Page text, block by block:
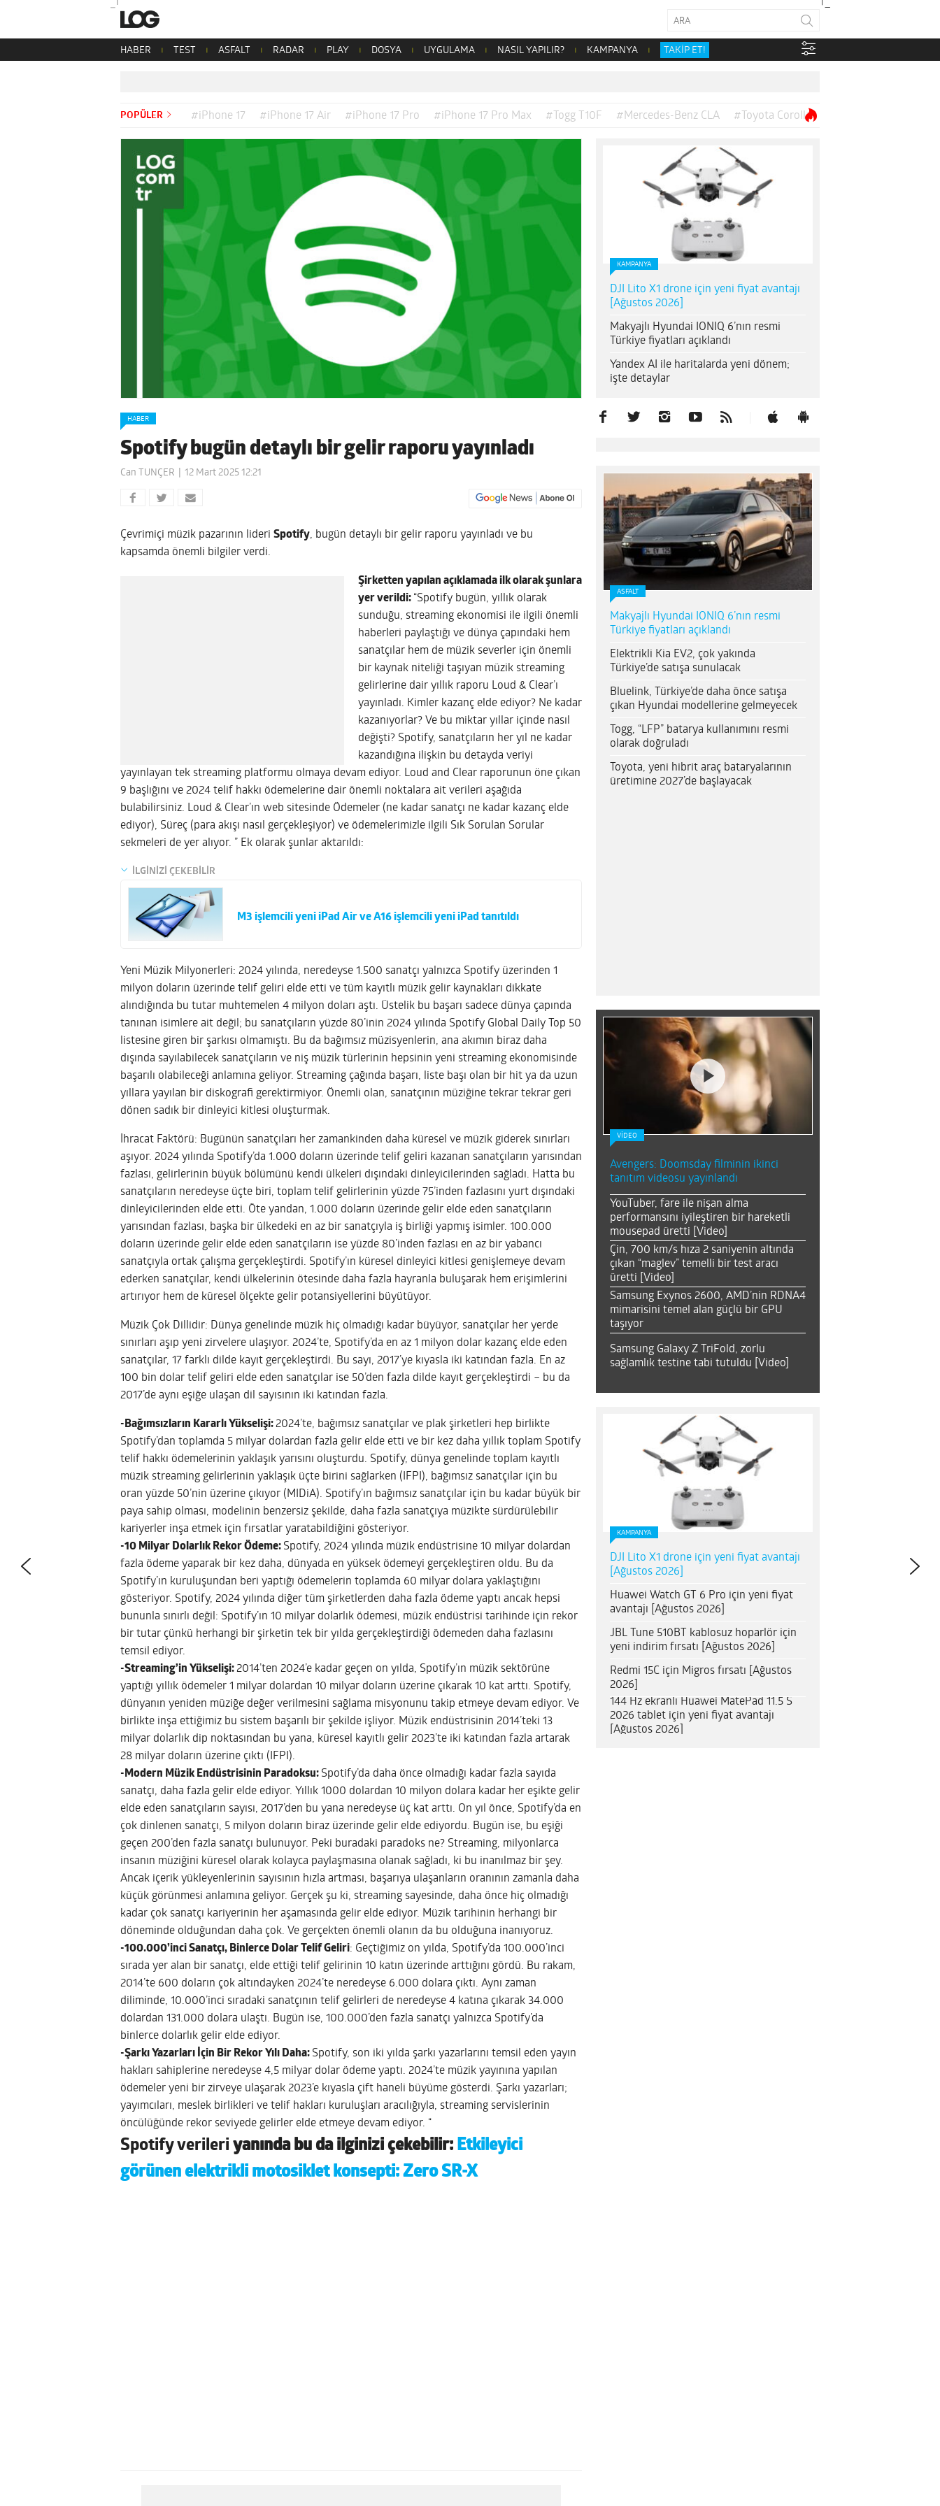
HABER TEST ASFALT RADAR PLAY DOSYA UYGULAMA NASIL YAPILIR? KAMPANYA TAKİP ET!
POPÜLER #iPhone 17 #iPhone 17 Air #iPhone 17 Pro #iPhone 17 Pro Max #Togg T10F #Mercedes-Benz CLA #Toyota Corolla
HABER
Spotify bugün detaylı bir gelir raporu yayınladı
Can TUNÇER 12 Mart 2025 12:21
Çevrimiçi müzik pazarının lideri Spotify, bugün detaylı bir gelir raporu yayınladı ve bu
kapsamda önemli bilgiler verdi.
Şirketten yapılan açıklamada ilk olarak şunlara
yer verildi: “Spotify bugün, yıllık olarak
sunduğu, streaming ekonomisi ile ilgili önemli
haberleri paylaştığı ve dünya çapındaki hem
sanatçılar hem de müzik severler için önemli
bir kaynak niteliği taşıyan müzik streaming
gelirlerine dair yıllık raporu Loud & Clear’ı
yayınladı. Kimler kazanç elde ediyor? Ne kadar
kazanıyorlar? Ve bu miktar yıllar içinde nasıl
değişti? Spotify, sanatçıların her yıl ne kadar
kazandığına ilişkin bu detayda veriyi
yayınlayan tek streaming platformu olmaya devam ediyor. Loud and Clear raporunun öne çıkan
9 başlığını ve 2024 telif hakkı ödemelerine dair önemli noktalara ait verileri aşağıda
bulabilirsiniz. Loud & Clear’ın web sitesinde Ödemeler (ne kadar sanatçı ne kadar kazanç elde
ediyor), Süreç (para akışı nasıl gerçekleşiyor) ve ödemelerimizle ilgili Sık Sorulan Sorular
sekmeleri de yer alıyor. ” Ek olarak şunlar aktarıldı:
İLGİNİZİ ÇEKEBİLİR
M3 işlemcili yeni iPad Air ve A16 işlemcili yeni iPad tanıtıldı
Yeni Müzik Milyonerleri: 2024 yılında, neredeyse 1.500 sanatçı yalnızca Spotify üzerinden 1
milyon doların üzerinde telif geliri elde etti ve tüm kayıtlı müzik gelir kaynakları dikkate
alındığında bu tutar muhtemelen 4 milyon doları aştı. Üstelik bu başarı sadece dünya çapında
tanınan isimlere ait değil; bu sanatçıların yüzde 80’inin 2024 yılında Spotify Global Daily Top 50
listesine giren bir şarkısı olmamıştı. Bu da bağımsız müzisyenlerin, ana akımın biraz daha
dışında sayılabilecek sanatçıların ve niş müzik türlerinin hepsinin yeni streaming ekonomisinde
başarılı olabileceği anlamına geliyor. Streaming çağında başarı, liste başı olan bir hit ya da uzun
yıllara yayılan bir diskografi gerektirmiyor. Önemli olan, sanatçının müziğine tekrar tekrar geri
dönen sadık bir dinleyici kitlesi oluşturmak.
İhracat Faktörü: Bugünün sanatçıları her zamankinden daha küresel ve müzik giderek sınırları
aşıyor. 2024 yılında Spotify’da 1.000 doların üzerinde telif geliri kazanan sanatçıların yarısından
fazlası, gelirlerinin büyük bölümünü kendi ülkeleri dışındaki dinleyicilerinden sağladı. Hatta bu
sanatçıların neredeyse üçte biri, toplam telif gelirlerinin yüzde 75’inden fazlasını yurt dışındaki
dinleyicilerinden elde etti. Öte yandan, 1.000 doların üzerinde gelir elde eden sanatçıların
yarısından fazlası, başka bir ülkedeki en az bir sanatçıyla iş birliği yapmış isimler. 100.000
doların üzerinde gelir elde eden sanatçıların ise yüzde 80’inden fazlası en az bir yabancı
sanatçıyla ortak çalışma gerçekleştirdi. Spotify’ın küresel dinleyici kitlesi genişlemeye devam
ederken sanatçılar, kendi ülkelerinin ötesinde daha fazla hayranla buluşarak hem erişimlerini
artırıyor hem de küresel ölçekte gelir potansiyellerini büyütüyor.
Müzik Çok Dillidir: Dünya genelinde müzik hiç olmadığı kadar büyüyor, sanatçılar her yerde
sınırları aşıp yeni zirvelere ulaşıyor. 2024’te, Spotify’da en az 1 milyon dolar kazanç elde eden
sanatçılar, 17 farklı dilde kayıt gerçekleştirdi. Bu sayı, 2017’ye kıyasla iki katından fazla. En az
100 bin dolar telif geliri elde eden sanatçılar ise 50’den fazla dilde kayıt gerçekleştirdi – bu da
2017’de aynı eşiğe ulaşan dil sayısının iki katından fazla.
-Bağımsızların Kararlı Yükselişi:2024’te, bağımsız sanatçılar ve plak şirketleri hep birlikte
Spotify’dan toplamda 5 milyar dolardan fazla gelir elde etti ve bir kez daha yıllık toplam Spotify
telif hakkı ödemelerinin yaklaşık yarısını oluşturdu. Spotify, dünya genelinde toplam kayıtlı
müzik streaming gelirlerinin yaklaşık üçte birini sağlarken (IFPI), bağımsız sanatçılar için bu
oran yüzde 50’nin üzerine çıkıyor (MIDiA). Spotify’ın bağımsız sanatçılar için bu kadar büyük bir
paya sahip olması, modelinin benzersiz şekilde, daha fazla sanatçıya müzikte sürdürülebilir
kariyerler inşa etmek için fırsatlar yaratabildiğini gösteriyor.
-10 Milyar Dolarlık Rekor Ödeme: Spotify, 2024 yılında müzik endüstrisine 10 milyar dolardan
fazla ödeme yaparak bir kez daha, dünyada en yüksek ödemeyi gerçekleştiren oldu. Bu da
Spotify’ın kuruluşundan beri yaptığı ödemelerin toplamda 60 milyar dolara yaklaştığını
gösteriyor. Spotify, 2024 yılında diğer tüm şirketlerden daha fazla ödeme yaptı ancak hepsi
bununla sınırlı değil: Spotify’ın 10 milyar dolarlık ödemesi, müzik endüstrisi tarihinde için rekor
bir tutar çünkü herhangi bir şirketin tek bir yılda gerçekleştirdiği ödemeden daha fazlasını
temsil ediyor.
-Streaming’in Yükselişi:2014’ten 2024’e kadar geçen on yılda, Spotify’ın müzik sektörüne
yaptığı yıllık ödemeler 1 milyar dolardan 10 milyar doların üzerine çıkarak 10 kat arttı. Spotify,
dünyanın yeniden müziğe değer verilmesini sağlama misyonunu takip etmeye devam ediyor. Ve
birlikte inşa ettiğimiz bu sistem başarılı bir şekilde işliyor. Müzik endüstrisinin 2014’teki 13
milyar dolarlık dip noktasından bu yana, küresel kayıtlı gelir 2023’te iki katından fazla artarak
28 milyar doların üzerine çıktı (IFPI).
-Modern Müzik Endüstrisinin Paradoksu: Spotify’da daha önce olmadığı kadar fazla sayıda
sanatçı, daha fazla gelir elde ediyor. Yıllık 1000 dolardan 10 milyon dolara kadar her eşikte gelir
elde eden sanatçıların sayısı, 2017’den bu yana neredeyse üç kat arttı. On yıl önce, Spotify’da en
çok dinlenen sanatçı, 5 milyon doların biraz üzerinde gelir elde ediyordu. Bugün ise, bu eşiği
geçen 200’den fazla sanatçı bulunuyor. Peki buradaki paradoks ne? Streaming, milyonlarca
insanın müziğini küresel olarak kolayca paylaşmasına olanak sağladı, ki bu inanılmaz bir şey.
Ancak içerik yükleyenlerinin sayısının hızla artması, başarıya ulaşanların oranının zamanla daha
küçük görünmesi anlamına geliyor. Gerçek şu ki, streaming sayesinde, daha önce hiç olmadığı
kadar çok sanatçı kariyerinin her aşamasında gelir elde ediyor. Müzik tarihinin herhangi bir
döneminde olduğundan daha çok. Ve gerçekten önemli olanın da bu olduğuna inanıyoruz.
-100.000’inci Sanatçı, Binlerce Dolar Telif Geliri: Geçtiğimiz on yılda, Spotify’da 100.000’inci
sırada yer alan bir sanatçı, elde ettiği telif gelirinin 10 katın üzerinde arttığını gördü. Bu rakam,
2014’te 600 doların çok altındayken 2024’te neredeyse 6.000 dolara çıktı. Aynı zaman
diliminde, 10.000’inci sıradaki sanatçının telif gelirleri de neredeyse 4 katına çıkarak 34.000
dolardan 131.000 dolara ulaştı. Bugün ise, 100.000’den fazla sanatçı yalnızca Spotify’da
binlerce dolarlık gelir elde ediyor.
-Şarkı Yazarları İçin Bir Rekor Yılı Daha: Spotify, son iki yılda şarkı yazarlarını temsil eden yayın
hakları sahiplerine neredeyse 4,5 milyar dolar ödeme yaptı. 2024’te müzik yayınına yapılan
ödemeler yeni bir zirveye ulaşarak 2023’e kıyasla çift haneli büyüme gösterdi. Şarkı yazarları;
yayımcıları, meslek birlikleri ve telif hakları kuruluşları aracılığıyla, streaming servislerinin
öncülüğünde rekor seviyede gelirler elde etmeye devam ediyor. “
Spotify verileri yanında bu da ilginizi çekebilir: Etkileyici
görünen elektrikli motosiklet konsepti: Zero SR-X
KAMPANYA
DJI Lito X1 drone için yeni fiyat avantajı
[Ağustos 2026]
Makyajlı Hyundai IONIQ 6’nın resmi
Türkiye fiyatları açıklandı
Yandex AI ile haritalarda yeni dönem;
işte detaylar
ASFALT
Makyajlı Hyundai IONIQ 6’nın resmi
Türkiye fiyatları açıklandı
Elektrikli Kia EV2, çok yakında
Türkiye’de satışa sunulacak
Bluelink, Türkiye’de daha önce satışa
çıkan Hyundai modellerine gelmeyecek
Togg, “LFP” batarya kullanımını resmi
olarak doğruladı
Toyota, yeni hibrit araç bataryalarının
üretimine 2027’de başlayacak
VİDEO
Avengers: Doomsday filminin ikinci
tanıtım videosu yayınlandı
YouTuber, fare ile nişan alma
performansını iyileştiren bir hareketli
mousepad üretti [Video]
Çin, 700 km/s hıza 2 saniyenin altında
çıkan “maglev” temelli bir test aracı
üretti [Video]
Samsung Exynos 2600, AMD’nin RDNA4
mimarisini temel alan güçlü bir GPU
taşıyor
Samsung Galaxy Z TriFold, zorlu
sağlamlık testine tabi tutuldu [Video]
KAMPANYA
DJI Lito X1 drone için yeni fiyat avantajı
[Ağustos 2026]
Huawei Watch GT 6 Pro için yeni fiyat
avantajı [Ağustos 2026]
JBL Tune 510BT kablosuz hoparlör için
yeni indirim fırsatı [Ağustos 2026]
Redmi 15C için Migros fırsatı [Ağustos
2026]
144 Hz ekranlı Huawei MatePad 11.5 S
2026 tablet için yeni fiyat avantajı
[Ağustos 2026]